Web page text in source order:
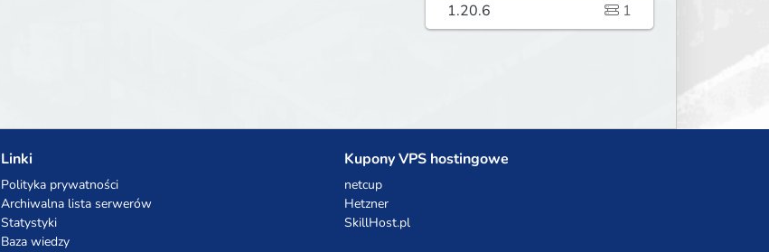
1.20.6
1
Linki
Polityka prywatności
Archiwalna lista serwerów
Statystyki
Baza wiedzy
Kupony VPS hostingowe
netcup
Hetzner
SkillHost.pl